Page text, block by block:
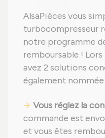
AlsaPièces vous
turbocompresseur
notre programme
remboursable !
avez 2 solutions
également
Vous réglez la
commande est
et vous êtes